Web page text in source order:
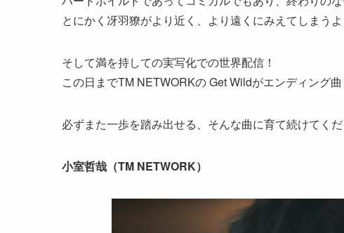
とにかく冴羽獠がより近く、より遠くにみえてしまう
そして満を持しての実写化での世界配信！
この日までTM NETWORKの Get Wildがエンディング曲
必ずまた一歩を踏み出せる、そんな曲に育て続けてく
小室哲哉（TM NETWORK）